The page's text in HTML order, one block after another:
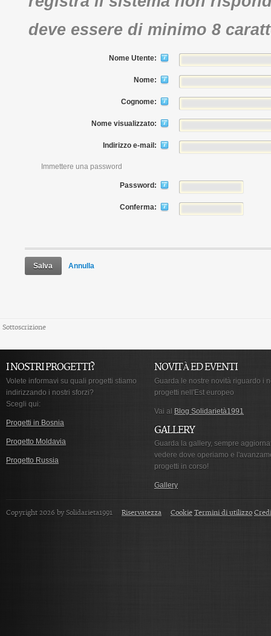
deve essere di minimo 8
Nome Utente:
Nome:
Cognome:
Nome visualizzato:
Indirizzo e-mail:
Immettere una password
Password:
Conferma:
Salva Annulla
Sottoscrizione
I NOSTRI PROGETTI?
Volete informavi su quali progetti stiamo
indirizzando i nostri sforzi?
Scegli qui:
Progetti in Bosnia
Progetto Moldavia
Progetto Russia
NOVITÀ ED EVENTI
Guarda le nostre novità riguardo i
progetti nell'Est europeo
Vai al Blog Solidarietà1991
GALLERY
Guarda la gallery, sempre
vedere dove operiamo e
progetti in corso!
Gallery
Copyright 2026 by Solidarieta1991 Riservatezza Cookie Termini di utilizzo